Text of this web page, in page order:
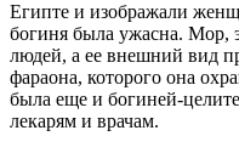
Египте и изображали
богиня была ужасна. Мор,
людей, а ее внешний вид
фараона, которого она
была еще и богиней-
лекарям и врачам.